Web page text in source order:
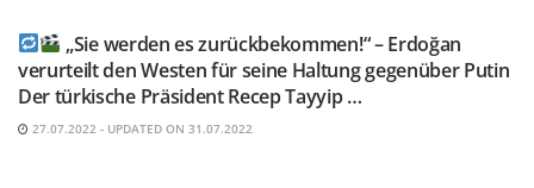
„Sie werden es zurückbekommen!“ – Erdoğan
verurteilt den Westen für seine Haltung gegenüber Putin
Der türkische Präsident Recep Tayyip …
27.07.2022 - UPDATED ON 31.07.2022